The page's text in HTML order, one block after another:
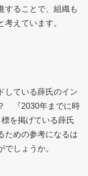
することで、組織も
えています。
している薛氏のイン
『2030年までに時
を掲げている薛氏
ための参考になるは
しょうか。